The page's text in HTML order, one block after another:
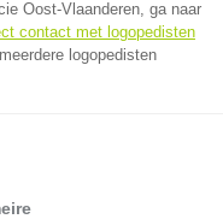
Oost-Vlaanderen, ga naar
contact met logopedisten
logopedisten